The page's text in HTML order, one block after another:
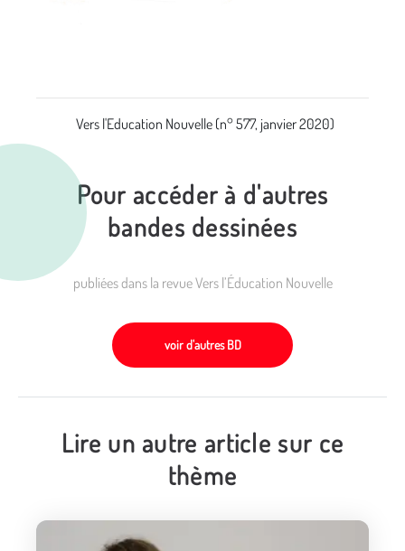
Vers l'Education Nouvelle (n° 577, janvier 2020)
Pour accéder à d'autres
bandes dessinées
publiées dans la revue Vers l’Éducation Nouvelle
voir d'autres BD
Lire un autre article sur ce
thème